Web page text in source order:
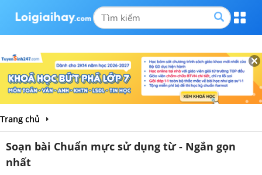
Trang chủ
Soạn bài Chuẩn mực sử dụng từ - Ngắn gọn
nhất